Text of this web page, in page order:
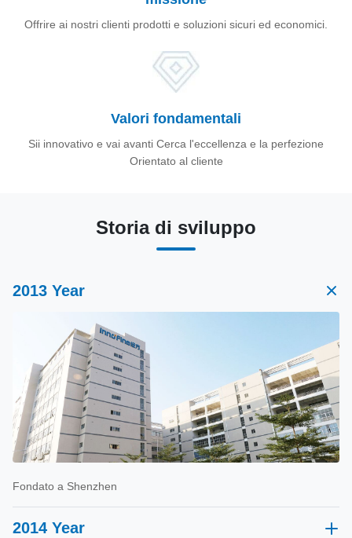
Offrire ai nostri clienti prodotti e soluzioni sicuri ed economici.
Valori fondamentali
Sii innovativo e vai avanti Cerca l'eccellenza e la perfezione
Orientato al cliente
Storia di sviluppo
2013 Year
Fondato a Shenzhen
2014 Year